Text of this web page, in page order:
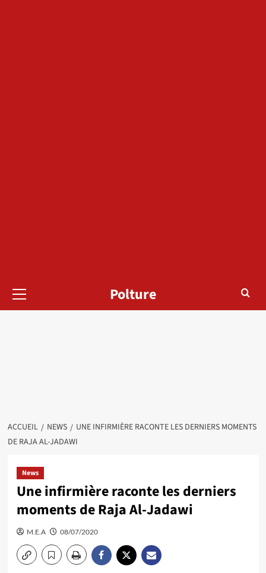
principal
Polture
ACCUEIL NEWS
UNE INFIRMIÈRE RACONTE LES DERNIERS MOMENTS
DE RAJA AL-JADAWI
News
Une infirmière raconte les derniers
moments de Raja Al-Jadawi
M.E.A 08/07/2020